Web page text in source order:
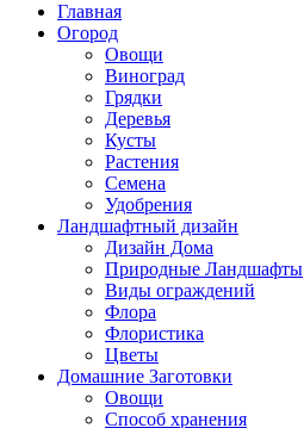
Главная
Огород
Овощи
Виноград
Грядки
Деревья
Кусты
Растения
Семена
Удобрения
Ландшафтный дизайн
Дизайн Дома
Природные Ландшафты
Виды ограждений
Флора
Флористика
Цветы
Домашние Заготовки
Овощи
Способ хранения